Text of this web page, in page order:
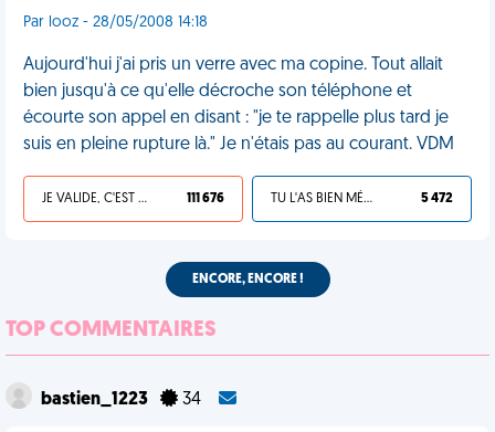
Par looz - 28/05/2008 14:18
Aujourd'hui j'ai pris un verre avec ma copine. Tout allait
bien jusqu'à ce qu'elle décroche son téléphone et
écourte son appel en disant : "je te rappelle plus tard je
suis en pleine rupture là." Je n'étais pas au courant. VDM
JE VALIDE, C'EST UNE VDM 111 676 TU L'AS BIEN MÉRITÉ 5 472
ENCORE, ENCORE !
TOP COMMENTAIRES
bastien_1223 34